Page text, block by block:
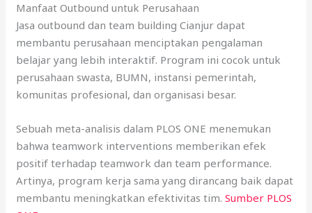
Manfaat Outbound untuk Perusahaan
Jasa outbound dan team building Cianjur dapat
membantu perusahaan menciptakan pengalaman
belajar yang lebih interaktif. Program ini cocok untuk
perusahaan swasta, BUMN, instansi pemerintah,
komunitas profesional, dan organisasi besar.
Sebuah meta-analisis dalam PLOS ONE menemukan
bahwa teamwork interventions memberikan efek
positif terhadap teamwork dan team performance.
Artinya, program kerja sama yang dirancang baik dapat
membantu meningkatkan efektivitas tim.Sumber PLOS